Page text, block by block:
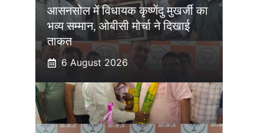
आसनसोल में विधायक कृष्णेंदु मुखर्जी का
भव्य सम्मान, ओबीसी मोर्चा ने दिखाई
ताकत
6 August 2026